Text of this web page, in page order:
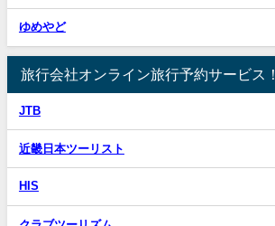
ゆめやど
旅行会社オンライン旅行予約サービス！
JTB
近畿日本ツーリスト
HIS